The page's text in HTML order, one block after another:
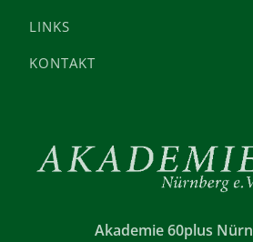
LINKS
KONTAKT
Akademie 60plus